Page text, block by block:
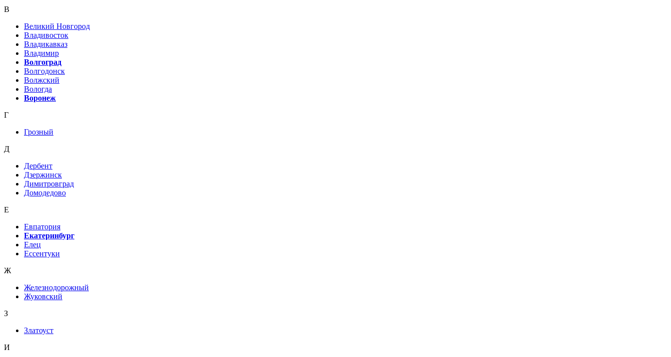
В
Великий Новгород
Владивосток
Владикавказ
Владимир
Волгоград
Волгодонск
Волжский
Вологда
Воронеж
Г
Грозный
Д
Дербент
Дзержинск
Димитровград
Домодедово
Е
Евпатория
Екатеринбург
Елец
Ессентуки
Ж
Железнодорожный
Жуковский
З
Златоуст
И